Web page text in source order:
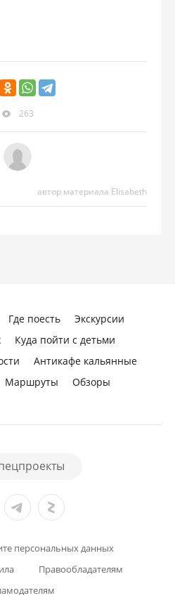
263
автор материала Elisabeth
Где поесть
Экскурсии
Куда пойти с детьми
Антикафе кальянные
Маршруты Обзоры
персональных данных
Правообладателям